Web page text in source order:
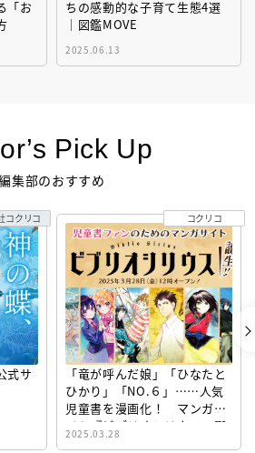
「お
ちの感動的な子育て生態4選
｜図鑑MOVE
2025.06.13
Pick Up
集部のおすすめ
式サ
コクリコ
「竜が呼んだ娘」「ひなたと
ひかり」「NO.６」……人気
児童書を漫画化！ マンガサ
イト『ビブリオシリウス』誕
生！
2025.03.28
コクリコ